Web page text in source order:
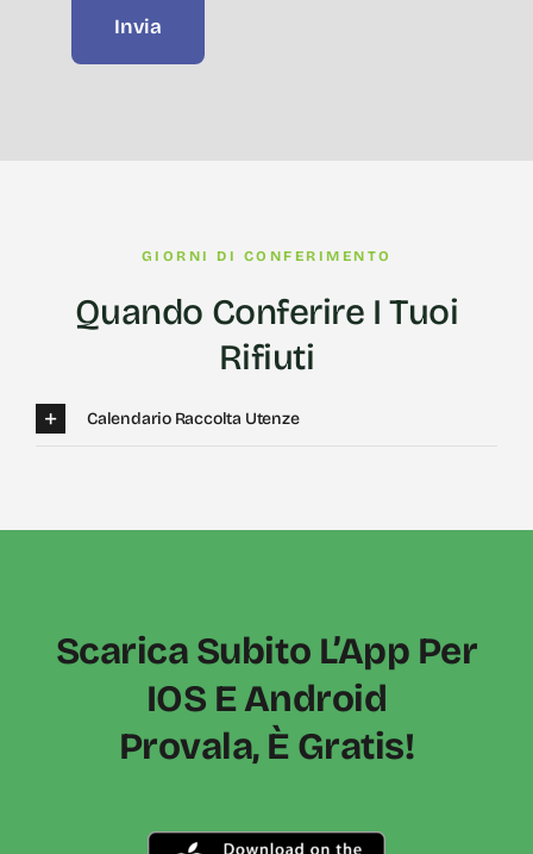
Invia
GIORNI DI CONFERIMENTO
Quando Conferire I Tuoi
Rifiuti
Calendario Raccolta Utenze
Scarica Subito L’App Per
IOS E Android
Provala, È Gratis!